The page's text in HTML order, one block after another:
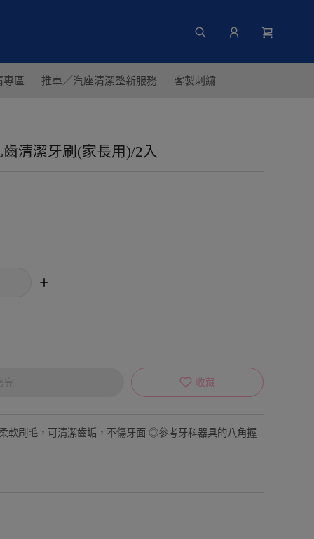
專區 推車／汽座清潔整新服務 客製刺繡
清潔牙刷(家長用)/2入
收藏
刷毛，可清潔齒垢，不傷牙面 ◎參考牙科器具的八角握